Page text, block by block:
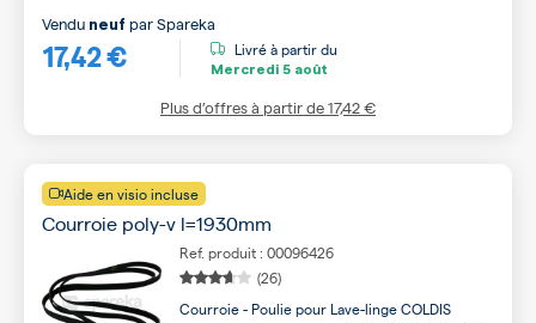
17,42 €
Vendu neuf parSpareka
Livré à partir du
Mercredi 5 août
Plus d’offres à partir de17,42 €
Aide en visio incluse
Courroie poly-v l=1930mm
Ref. produit : 00096426
(26)
Courroie - Poulie pour Lave-linge COLDIS